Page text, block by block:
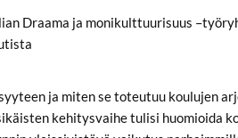
Draama ja monikulttuurisuus
ja miten se toteutuu koulujen
kehitysvaihe tulisi huomioida